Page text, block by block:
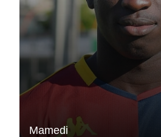
Mamedi